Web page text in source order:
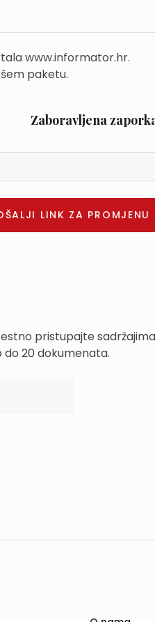
www.informator.hr.
paketu.
Zaboravljena
pristupajte
20 dokumenata.